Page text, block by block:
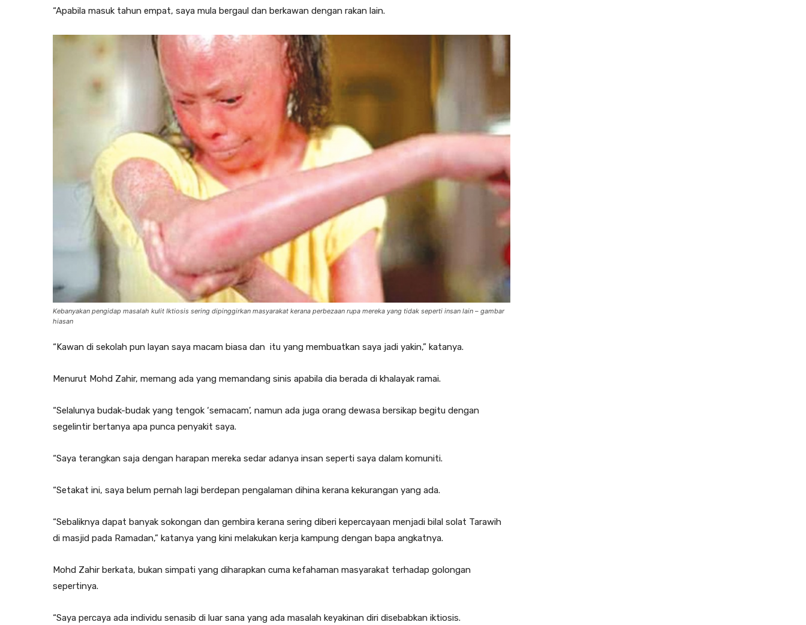
“Apabila masuk tahun empat, saya mula bergaul dan berkawan dengan rakan lain.
Kebanyakan pengidap masalah kulit Iktiosis sering dipinggirkan masyarakat kerana perbezaan rupa mereka yang tidak seperti insan lain – gambar
hiasan
“Kawan di sekolah pun layan saya macam biasa dan itu yang membuatkan saya jadi yakin,” katanya.
Menurut Mohd Zahir, memang ada yang memandang sinis apabila dia berada di khalayak ramai.
“Selalunya budak-budak yang tengok ‘semacam’, namun ada juga orang dewasa bersikap begitu dengan
segelintir bertanya apa punca penyakit saya.
“Saya terangkan saja dengan harapan mereka sedar adanya insan seperti saya dalam komuniti.
“Setakat ini, saya belum pernah lagi berdepan pengalaman dihina kerana kekurangan yang ada.
“Sebaliknya dapat banyak sokongan dan gembira kerana sering diberi kepercayaan menjadi bilal solat Tarawih
di masjid pada Ramadan,” katanya yang kini melakukan kerja kampung dengan bapa angkatnya.
Mohd Zahir berkata, bukan simpati yang diharapkan cuma kefahaman masyarakat terhadap golongan
sepertinya.
“Saya percaya ada individu senasib di luar sana yang ada masalah keyakinan diri disebabkan iktiosis.